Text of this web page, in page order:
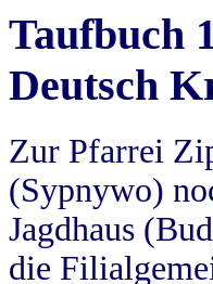
Taufbuch
Deutsch
Zur Pfarrei
(Sypnywo)
Jagdhaus
die